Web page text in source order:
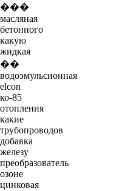
���
масляная
бетонного
какую
жидкая
��
водоэмульсионная
elcon
ко-85
отопления
какие
трубопроводов
добавка
железу
преобразователь
озоне
цинковая